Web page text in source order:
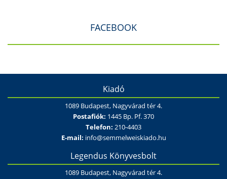
FACEBOOK
Kiadó
1089 Budapest, Nagyvárad tér 4.
Postafiók: 1445 Bp. Pf. 370
Telefon: 210-4403
E-mail: info@semmelweiskiado.hu
Legendus Könyvesbolt
1089 Budapest, Nagyvárad tér 4.